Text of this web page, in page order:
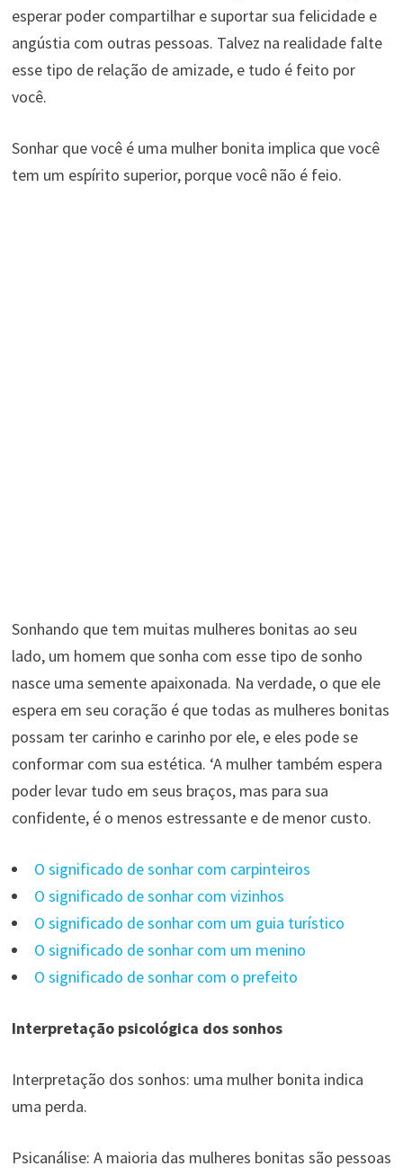
esperar poder compartilhar e suportar sua felicidade e
angústia com outras pessoas. Talvez na realidade falte
esse tipo de relação de amizade, e tudo é feito por
você.
Sonhar que você é uma mulher bonita implica que você
tem um espírito superior, porque você não é feio.
Sonhando que tem muitas mulheres bonitas ao seu
lado, um homem que sonha com esse tipo de sonho
nasce uma semente apaixonada. Na verdade, o que ele
espera em seu coração é que todas as mulheres bonitas
possam ter carinho e carinho por ele, e eles pode se
conformar com sua estética. ‘A mulher também espera
poder levar tudo em seus braços, mas para sua
confidente, é o menos estressante e de menor custo.
O significado de sonhar com carpinteiros
O significado de sonhar com vizinhos
O significado de sonhar com um guia turístico
O significado de sonhar com um menino
O significado de sonhar com o prefeito
Interpretação psicológica dos sonhos
Interpretação dos sonhos: uma mulher bonita indica
uma perda.
Psicanálise: A maioria das mulheres bonitas são pessoas